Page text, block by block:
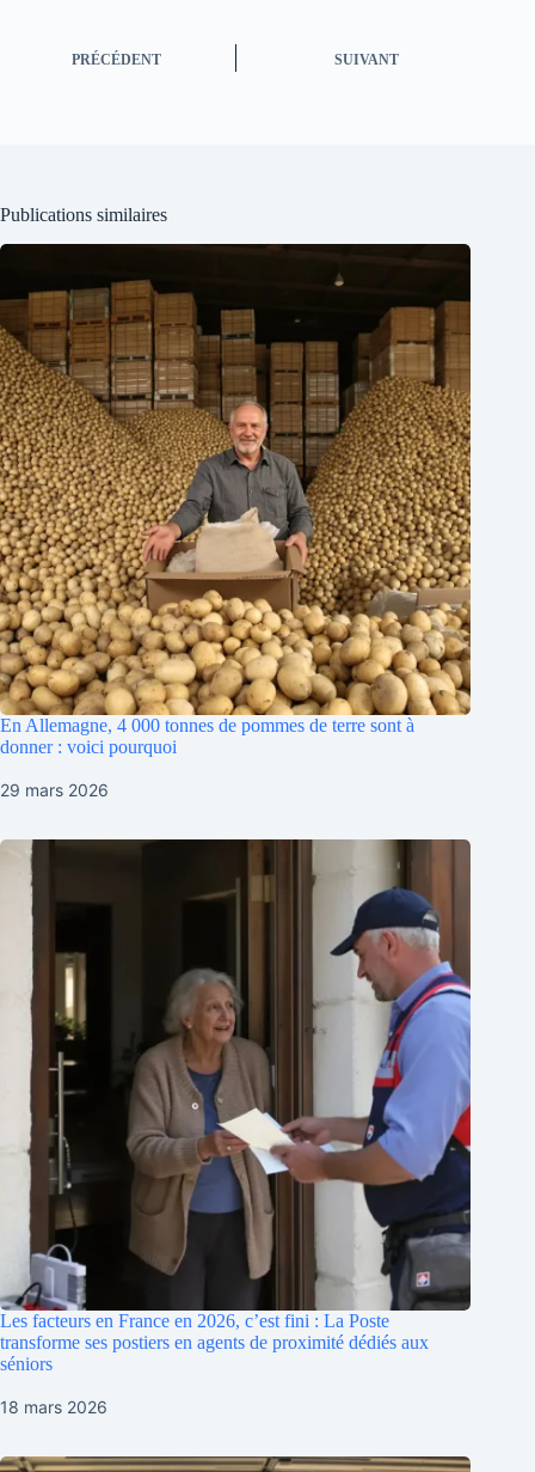
PRÉCÉDENT SUIVANT
Publications similaires
En Allemagne, 4 000 tonnes de pommes de terre sont à
donner : voici pourquoi
29 mars 2026
Les facteurs en France en 2026, c’est fini : La Poste
transforme ses postiers en agents de proximité dédiés aux
séniors
18 mars 2026